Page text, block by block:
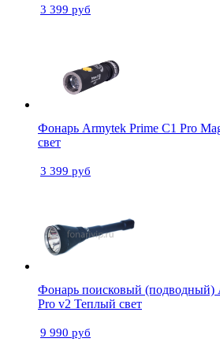
3 399 руб
Фонарь Armytek Prime C1 Pro
свет
3 399 руб
Фонарь поисковый (подводный)
Pro v2 Теплый свет
9 990 руб